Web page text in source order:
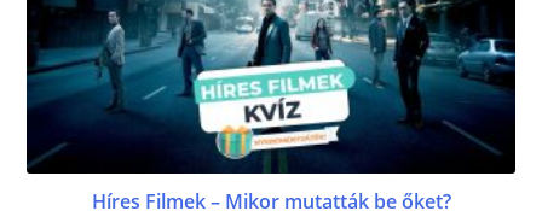
Híres Filmek – Mikor mutatták be őket?